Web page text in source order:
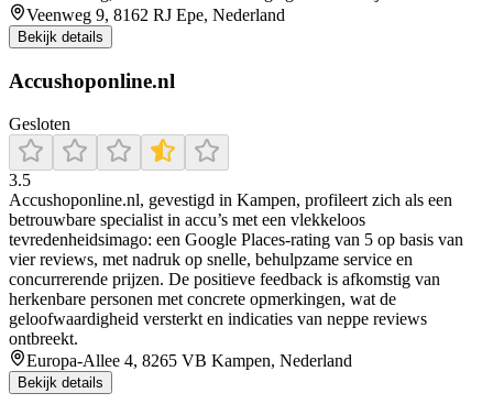
Veenweg 9, 8162 RJ Epe, Nederland
Bekijk details
Accushoponline.nl
Gesloten
3.5
Accushoponline.nl, gevestigd in Kampen, profileert zich als een
betrouwbare specialist in accu’s met een vlekkeloos
tevredenheidsimago: een Google Places-rating van 5 op basis van
vier reviews, met nadruk op snelle, behulpzame service en
concurrerende prijzen. De positieve feedback is afkomstig van
herkenbare personen met concrete opmerkingen, wat de
geloofwaardigheid versterkt en indicaties van neppe reviews
ontbreekt.
Europa-Allee 4, 8265 VB Kampen, Nederland
Bekijk details